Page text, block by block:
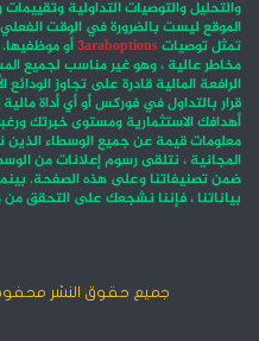
والتحليل والتوصيات التداولية
الموقع ليست بالضرورة في الوقت الفعلي
تمثل توصيات3araboptionsأو
مخاطر عالية ، وهو غير مناسب لجميع
الرافعة المالية قادرة على تجاوز
قرار بالتداول في فوركس أو أي أداة
أهدافك الاستثمارية ومستوى خبرتك
معلومات قيمة عن جميع الوسطاء الذين
المجانية ، نتلقى رسوم إعلانات من
ضمن تصنيفاتنا وعلى هذه الصفحة.
بياناتنا ، فإننا نشجعك على التحقق من
جميع حقوق النشر